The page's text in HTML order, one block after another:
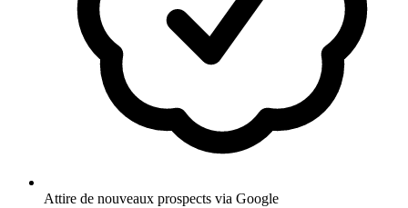
Attire de nouveaux prospects via Google